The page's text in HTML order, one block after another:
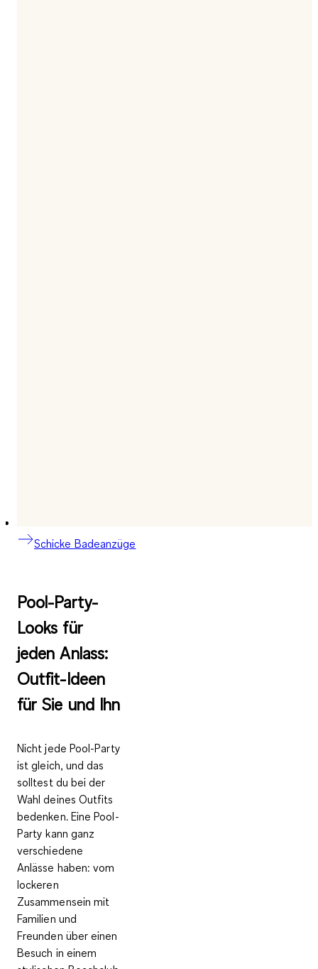
Schicke Badeanzüge
Pool-Party-
Looks für
jeden Anlass:
Outfit-Ideen
für Sie und Ihn
Nicht jede Pool-Party
ist gleich, und das
solltest du bei der
Wahl deines Outfits
bedenken. Eine Pool-
Party kann ganz
verschiedene
Anlässe haben: vom
lockeren
Zusammensein mit
Familien und
Freunden über einen
Besuch in einem